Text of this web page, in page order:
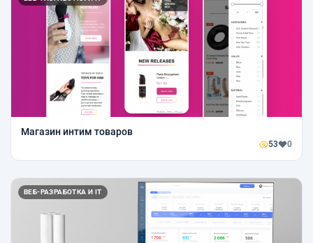
Магазин интим товаров
53 0
ВЕБ-РАЗРАБОТКА И IT